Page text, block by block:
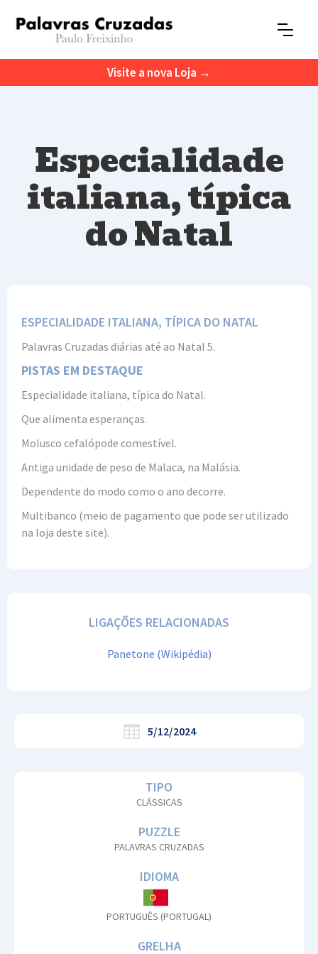
Visite a nova Loja →
Especialidade
italiana, típica
do Natal
ESPECIALIDADE ITALIANA, TÍPICA DO NATAL
Palavras Cruzadas diárias até ao Natal 5.
PISTAS EM DESTAQUE
Especialidade italiana, típica do Natal.
Que alimenta esperanças.
Molusco cefalópode comestível.
Antiga unidade de peso de Malaca, na Malásia.
Dependente do modo como o ano decorre.
Multibanco (meio de pagamento que pode ser utilizado
na loja deste site).
LIGAÇÕES RELACIONADAS
Panetone (Wikipédia)
5/12/2024
TIPO
CLÁSSICAS
PUZZLE
PALAVRAS CRUZADAS
IDIOMA
PORTUGUÊS (PORTUGAL)
GRELHA